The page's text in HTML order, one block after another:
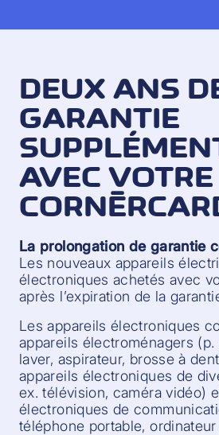
DEUX ANS
GARANTIE
AVEC VOTRE
La prolongation de garantie
Les nouveaux appareils
électroniques achetés avec
après l’expiration de la
Les appareils électroniques
appareils électroménagers (p.
laver, aspirateur, brosse à
appareils électroniques de
ex. télévision, caméra vidéo)
électroniques de
téléphone portable,